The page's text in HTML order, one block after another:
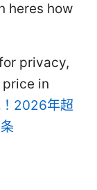
heres how
privacy,
in
2026年超